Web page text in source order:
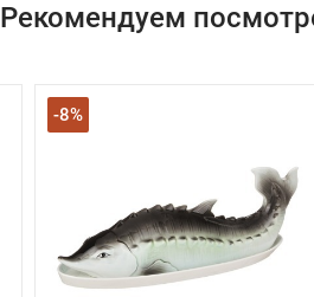
Рекомендуем
-8%